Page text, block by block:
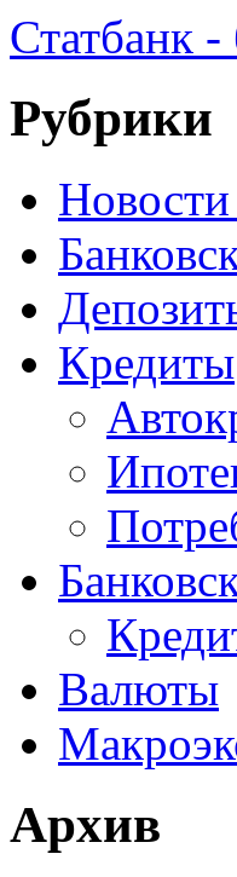
Статбанк -
Рубрики
Кредиты
Валюты
Архив